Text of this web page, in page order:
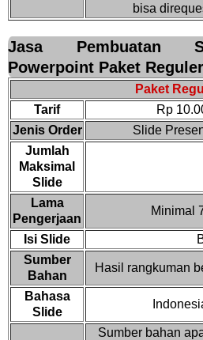
bisa
Jasa Pembuatan
Powerpoint Paket Reguler
Paket
Tarif
Rp
Jenis Order
Slide
Jumlah
Maksimal
Slide
Lama
Pengerjaan
Minimal
Isi Slide
Sumber
Bahan
Hasil rangkuman
Bahasa
Slide
Sumber bahan